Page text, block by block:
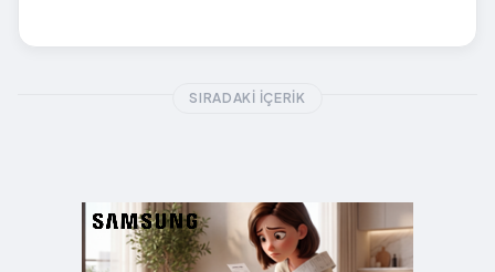
SIRADAKI İÇERIK